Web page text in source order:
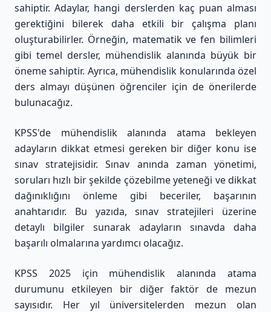
sahiptir. Adaylar, hangi derslerden kaç puan alması
gerektiğini bilerek daha etkili bir çalışma planı
oluşturabilirler. Örneğin, matematik ve fen bilimleri
gibi temel dersler, mühendislik alanında büyük bir
öneme sahiptir. Ayrıca, mühendislik konularında özel
ders almayı düşünen öğrenciler için de önerilerde
bulunacağız.
KPSS'de mühendislik alanında atama bekleyen
adayların dikkat etmesi gereken bir diğer konu ise
sınav stratejisidir. Sınav anında zaman yönetimi,
soruları hızlı bir şekilde çözebilme yeteneği ve dikkat
dağınıklığını önleme gibi beceriler, başarının
anahtarıdır. Bu yazıda, sınav stratejileri üzerine
detaylı bilgiler sunarak adayların sınavda daha
başarılı olmalarına yardımcı olacağız.
KPSS 2025 için mühendislik alanında atama
durumunu etkileyen bir diğer faktör de mezun
sayısıdır. Her yıl üniversitelerden mezun olan